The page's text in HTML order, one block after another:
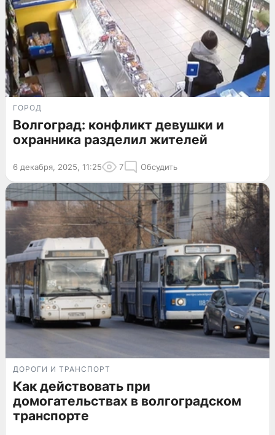
ГОРОД
Волгоград: конфликт девушки и
охранника разделил жителей
6 декабря, 2025, 11:25 7 Обсудить
ДОРОГИ И ТРАНСПОРТ
Как действовать при
домогательствах в волгоградском
транспорте